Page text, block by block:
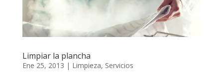
Limpiar la plancha
Ene 25, 2013 | Limpieza, Servicios